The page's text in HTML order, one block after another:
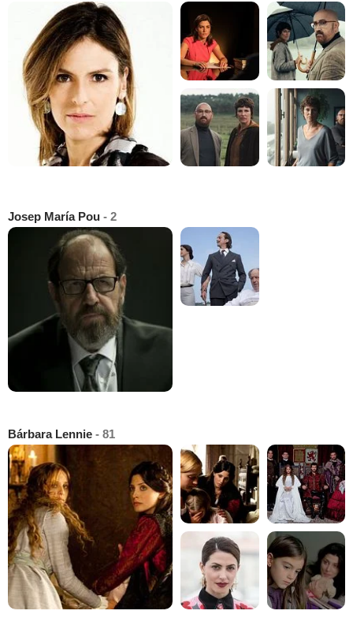
Josep María Pou - 2
Bárbara Lennie - 81